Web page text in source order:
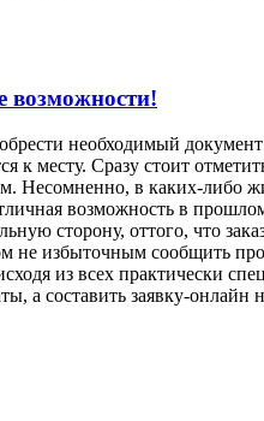
возможности!
необходимый
к месту. Сразу стоит
в каких-либо
возможность в
сторону, оттого, что
не избыточным сообщить
из всех практически
составить заявку-онлайн